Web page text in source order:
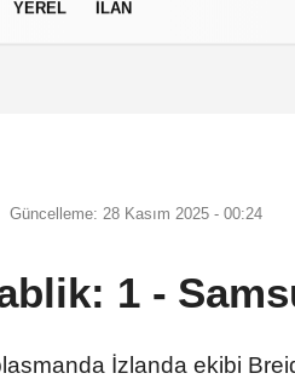
YEREL İLAN
Güncelleme: 28 Kasım 2025 - 00:24
1 -
İzlanda ekibi